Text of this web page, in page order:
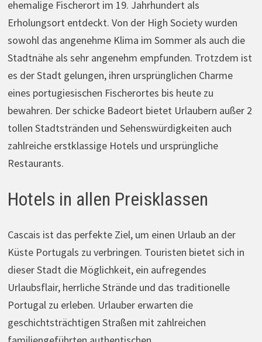
ehemalige Fischerort im 19. Jahrhundert als
Erholungsort entdeckt. Von der High Society wurden
sowohl das angenehme Klima im Sommer als auch die
Stadtnähe als sehr angenehm empfunden. Trotzdem ist
es der Stadt gelungen, ihren ursprünglichen Charme
eines portugiesischen Fischerortes bis heute zu
bewahren. Der schicke Badeort bietet Urlaubern außer 2
tollen Stadtstränden und Sehenswürdigkeiten auch
zahlreiche erstklassige Hotels und ursprüngliche
Restaurants.
Hotels in allen Preisklassen
Cascais ist das perfekte Ziel, um einen Urlaub an der
Küste Portugals zu verbringen. Touristen bietet sich in
dieser Stadt die Möglichkeit, ein aufregendes
Urlaubsflair, herrliche Strände und das traditionelle
Portugal zu erleben. Urlauber erwarten die
geschichtsträchtigen Straßen mit zahlreichen